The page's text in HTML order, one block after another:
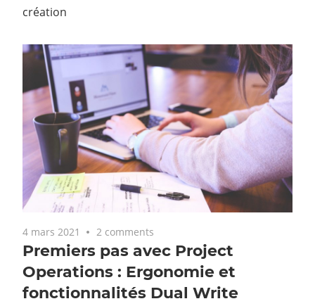
création
4 mars 2021 2 comments
Premiers pas avec Project
Operations : Ergonomie et
fonctionnalités Dual Write